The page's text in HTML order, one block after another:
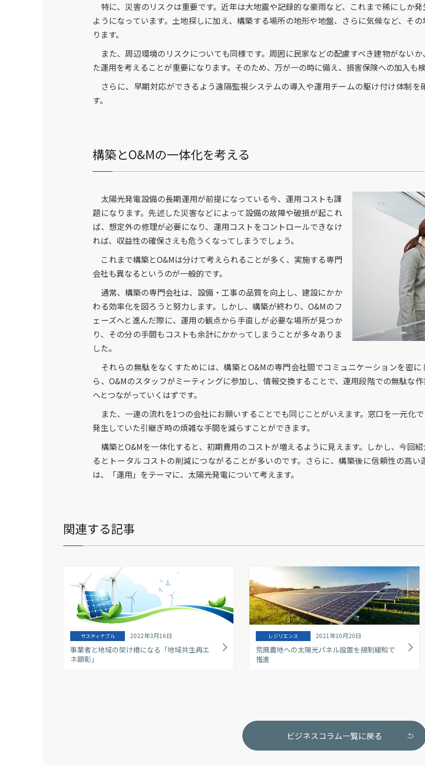
特に、災害のリスクは重要です。近年は大地震や記録的な豪雨など、これまで稀にしか
ようになっています。土地探しに加え、構築する場所の地形や地盤、さらに気候など、そ
ります。
また、周辺環境のリスクについても同様です。周囲に民家などの配慮すべき建物がない
た運用を考えることが重要になります。そのため、万が一の時に備え、損害保険への加入も
さらに、早期対応ができるよう遠隔監視システムの導入や運用チームの駆け付け体制を
す。
構築とO&Mの一体化を考える
太陽光発電設備の長期運用が前提になっている今、運用コストも課
題になります。先述した災害などによって設備の故障や破損が起これ
ば、想定外の修理が必要になり、運用コストをコントロールできなけ
れば、収益性の確保さえも危うくなってしまうでしょう。
これまで構築とO&Mは分けて考えられることが多く、実施する専門
会社も異なるというのが一般的です。
通常、構築の専門会社は、設備・工事の品質を向上し、建設にかか
わる効率化を図ろうと努力します。しかし、構築が終わり、O&Mのフ
ェーズへと進んだ際に、運用の観点から手直しが必要な場所が見つか
り、その分の手間もコストも余計にかかってしまうことが多々ありま
した。
それらの無駄をなくすためには、構築とO&Mの専門会社間でコミュニケーションを密
ら、O&Mのスタッフがミーティングに参加し、情報交換することで、運用段階での無駄な
へとつながっていくはずです。
また、一連の流れを1つの会社にお願いすることでも同じことがいえます。窓口を一元化
発生していた引継ぎ時の煩雑な手間を減らすことができます。
構築とO&Mを一体化すると、初期費用のコストが増えるように見えます。しかし、今回
るとトータルコストの削減につながることが多いのです。さらに、構築後に信頼性の高
は、「運用」をテーマに、太陽光発電について考えます。
関連する記事
サスティナブル 2022年3月16日
事業者と地域の架け橋になる「地域共生再エ
ネ顕彰」
レジリエンス 2021年10月20日
荒廃農地への太陽光パネル設置を規制緩和で
推進
ビジネスコラム一覧に戻る